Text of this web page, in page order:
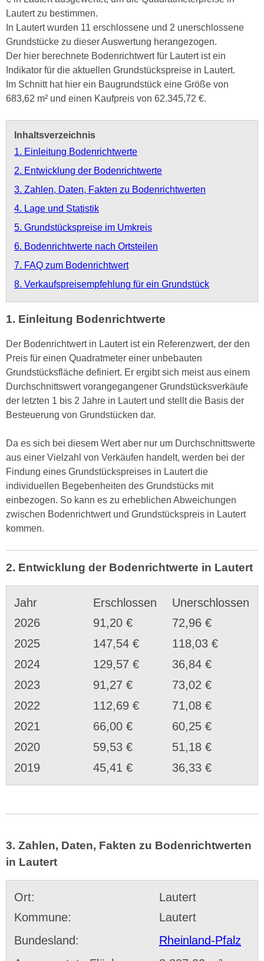
Lautert zu bestimmen.
In Lautert wurden 11 erschlossene und 2 unerschlossene
Grundstücke zu dieser Auswertung herangezogen.
Der hier berechnete Bodenrichtwert für Lautert ist ein
Indikator für die aktuellen Grundstückspreise in Lautert.
Im Schnitt hat hier ein Baugrundstück eine Größe von
683,62 m² und einen Kaufpreis von 62.345,72 €.
Inhaltsverzeichnis
1. Einleitung Bodenrichtwerte
2. Entwicklung der Bodenrichtwerte
3. Zahlen, Daten, Fakten zu Bodenrichtwerten
4. Lage und Statistik
5. Grundstückspreise im Umkreis
6. Bodenrichtwerte nach Ortsteilen
7. FAQ zum Bodenrichtwert
8. Verkaufspreisempfehlung für ein Grundstück
1. Einleitung Bodenrichtwerte
Der Bodenrichtwert in Lautert ist ein Referenzwert, der den
Preis für einen Quadratmeter einer unbebauten
Grundstücksfläche definiert. Er ergibt sich meist aus einem
Durchschnittswert vorangegangener Grundstücksverkäufe
der letzten 1 bis 2 Jahre in Lautert und stellt die Basis der
Besteuerung von Grundstücken dar.
Da es sich bei diesem Wert aber nur um Durchschnittswerte
aus einer Vielzahl von Verkäufen handelt, werden bei der
Findung eines Grundstückspreises in Lautert die
individuellen Begebenheiten des Grundstücks mit
einbezogen. So kann es zu erheblichen Abweichungen
zwischen Bodenrichtwert und Grundstückspreis in Lautert
kommen.
2. Entwicklung der Bodenrichtwerte in Lautert
Jahr Erschlossen
Unerschlossen
2026
91,20 €
72,96 €
2025
147,54 €
118,03 €
2024
129,57 €
36,84 €
2023
91,27 €
73,02 €
2022
112,69 €
71,08 €
2021
66,00 €
60,25 €
2020
59,53 €
51,18 €
2019
45,41 € 36,33 €
3. Zahlen, Daten, Fakten zu Bodenrichtwerten
in Lautert
Ort:
Lautert
Kommune:
Lautert
Bundesland:
Rheinland-Pfalz